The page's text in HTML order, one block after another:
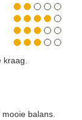
kraag.
balans.